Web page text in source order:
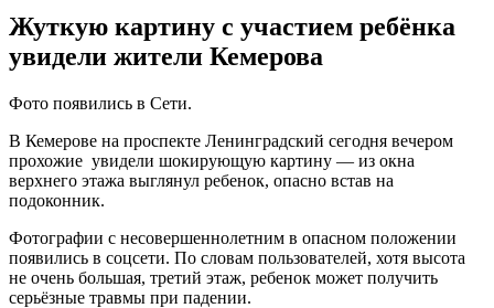
Жуткую картину с участием ребёнка
увидели жители Кемерова
Фото появились в Сети.
В Кемерове на проспекте Ленинградский сегодня вечером
прохожие увидели шокирующую картину — из окна
верхнего этажа выглянул ребенок, опасно встав на
подоконник.
Фотографии с несовершеннолетним в опасном положении
появились в соцсети. По словам пользователей, хотя высота
не очень большая, третий этаж, ребенок может получить
серьёзные травмы при падении.